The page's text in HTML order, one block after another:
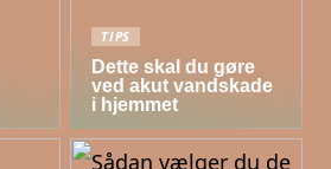
TIPS
Dette skal du gøre
ved akut vandskade
i hjemmet